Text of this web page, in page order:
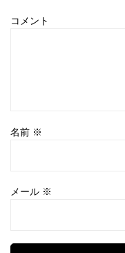
コメント
名前 ※
メール ※